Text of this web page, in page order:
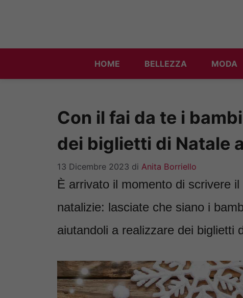
HOME BELLEZZA MODA
Con il fai da te i
dei biglietti di Natale
13 Dicembre 2023 di Anita Borriello
È arrivato il momento di scrivere
natalizie: lasciate che siano i
aiutandoli a realizzare dei biglietti